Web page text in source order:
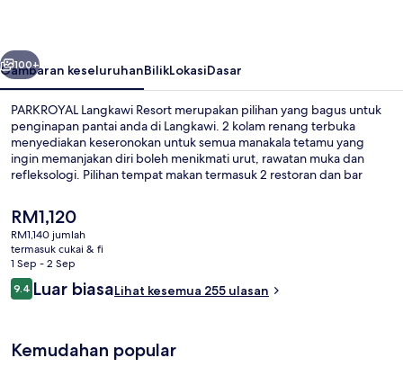
Seterusnya
100+
Gambaran keseluruhanBilikLokasiDasar
PARKROYAL Langkawi Resort merupakan pilihan yang bagus untuk
penginapan pantai anda di Langkawi. 2 kolam renang terbuka
menyediakan keseronokan untuk semua manakala tetamu yang
ingin memanjakan diri boleh menikmati urut, rawatan muka dan
refleksologi. Pilihan tempat makan termasuk 2 restoran dan bar
Sorotan lain di tempat peranginan mewah ini termasuk kelab kanak-
kanak percuma, pusat kecergasan 24 jam, dan taman. Pengembara
lain memuji tentang kakitangan dan sarapan.
Harga
semasa
ialah
RM1,120
RM1,120
RM1,140 jumlah
termasuk cukai & fi
1 Sep - 2 Sep
Ulasan
9.49.4 daripada 10
Luar biasaLihat kesemua 255 ulasan
Kemudahan popular